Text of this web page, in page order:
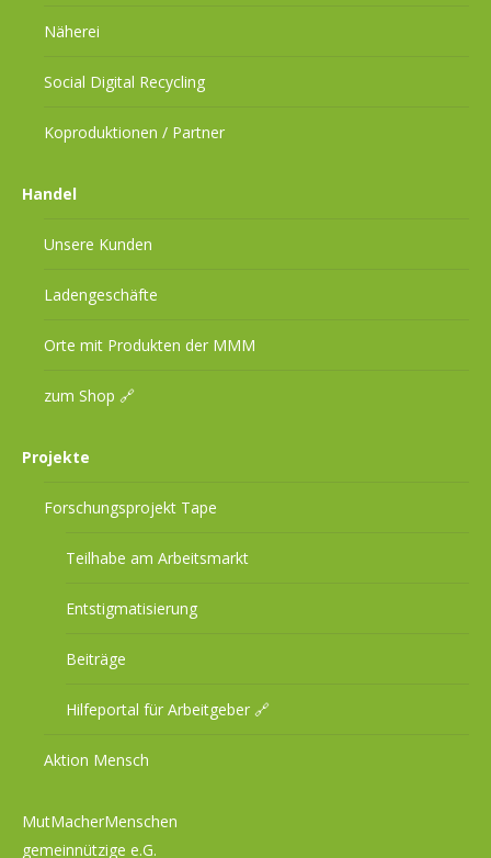
Näherei
Social Digital Recycling
Koproduktionen / Partner
Handel
Unsere Kunden
Ladengeschäfte
Orte mit Produkten der MMM
zum Shop 🔗
Projekte
Forschungsprojekt Tape
Teilhabe am Arbeitsmarkt
Entstigmatisierung
Beiträge
Hilfeportal für Arbeitgeber 🔗
Aktion Mensch
MutMacherMenschen
gemeinnützige e.G.